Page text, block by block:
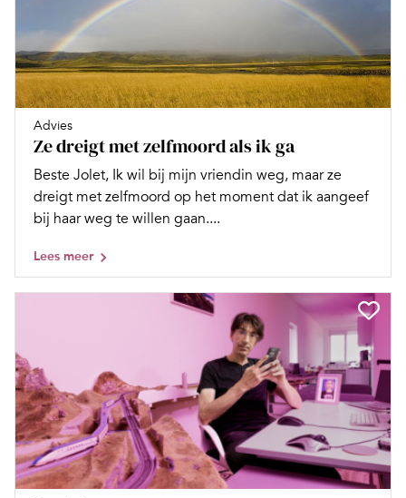
Advies
Ze dreigt met zelfmoord als ik ga
Beste Jolet, Ik wil bij mijn vriendin weg, maar ze
dreigt met zelfmoord op het moment dat ik aangeef
bij haar weg te willen gaan....
Lees meer